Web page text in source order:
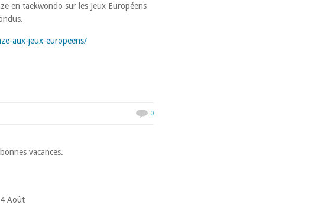
en taekwondo sur les Jeux Européens
aux-jeux-europeens/
0
vacances.
Août